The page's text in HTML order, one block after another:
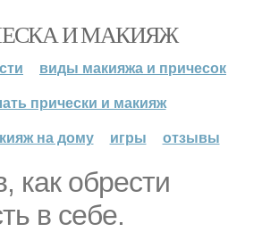
И МАКИЯЖ
виды макияжа и причесок
прически и макияж
на дому
игры отзывы
как обрести
в себе.